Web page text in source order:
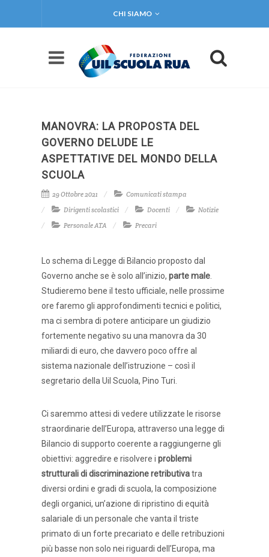
CHI SIAMO
MANOVRA: LA PROPOSTA DEL
GOVERNO DELUDE LE
ASPETTATIVE DEL MONDO DELLA
SCUOLA
29 Ottobre 2021
Comunicati stampa
Dirigenti scolastici
Docenti
Notizie
Personale ATA
Precari
Lo schema di Legge di Bilancio proposto dal
Governo anche se è solo all’inizio, parte male
Studieremo bene il testo ufficiale, nelle prossime
ore faremo gli approfondimenti tecnici e politici,
ma ci sembra di potere anticipare un giudizio
fortemente negativo su una manovra da 30
miliardi di euro, che davvero poco offre al
sistema nazionale dell’istruzione – così il
segretario della Uil Scuola, Pino Turi.
Ci saremmo attesi di vedere utilizzate le risorse
straordinarie dell’Europa, attraverso una legge di
Bilancio di supporto coerente a raggiungerne gli
obiettivi: aggredire e risolvere i problemi
strutturali di discriminazione retributivatra
diversi ordini e gradi di scuola, la composizione
degli organici, un’azione di ripristino di equità
salariale di un personale che vanta il triste
primato di un forte precariato e delle retribuzioni
più basse non solo nei riguardi dell’Europa, ma